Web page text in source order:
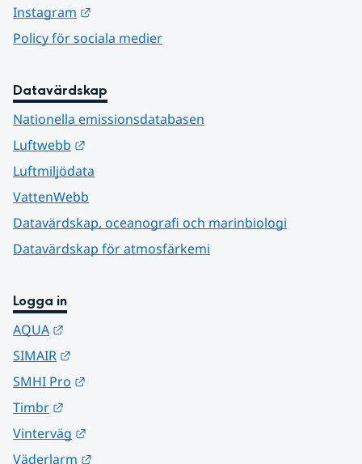
Instagram
Policy för sociala medier
Datavärdskap
Nationella emissionsdatabasen
Luftwebb
Luftmiljödata
VattenWebb
Datavärdskap, oceanografi och marinbiologi
Datavärdskap för atmosfärkemi
Logga in
AQUA
SIMAIR
SMHI Pro
Timbr
Vinterväg
Väderlarm